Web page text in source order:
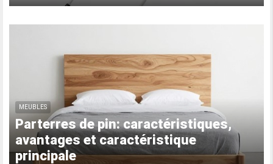
MEUBLES
Parterres de pin: caractéristiques,
avantages et caractéristique
principale